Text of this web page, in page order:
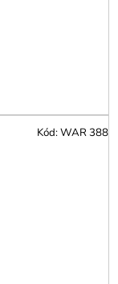
Kód:WAR 388